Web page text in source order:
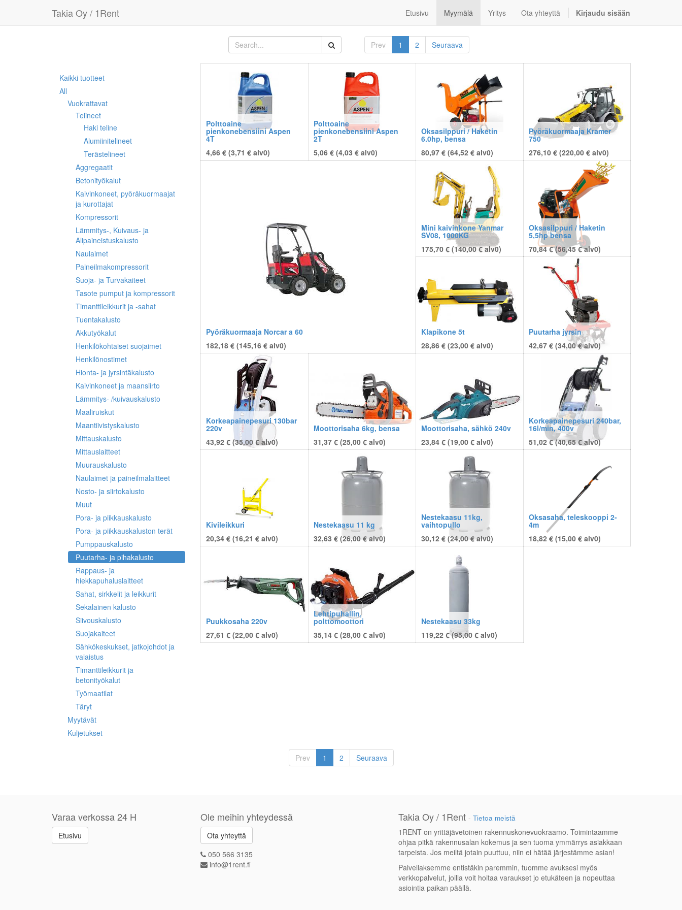
Takia Oy / 1Rent Etusivu Myymälä Yritys Ota yhteyttä Kirjaudu sisään
Prev 1 2 Seuraava
Kaikki tuotteet
All
Vuokrattavat
Telineet
Haki teline
Alumiinitelineet
Terästelineet
Aggregaatit
Betonityökalut
Kaivinkoneet, pyöräkuormaajat
ja kurottajat
Kompressorit
Lämmitys-, Kuivaus- ja
Alipaineistuskalusto
Naulaimet
Paineilmakompressorit
Suoja- ja Turvakaiteet
Tasote pumput ja kompressorit
Timanttileikkurit ja -sahat
Tuentakalusto
Akkutyökalut
Henkilökohtaiset suojaimet
Henkilönostimet
Hionta- ja jyrsintäkalusto
Kaivinkoneet ja maansiirto
Lämmitys- /kuivauskalusto
Maaliruiskut
Maantiivistyskalusto
Mittauskalusto
Mittauslaitteet
Muurauskalusto
Naulaimet ja paineilmalaitteet
Nosto- ja siirtokalusto
Muut
Pora- ja piikkauskalusto
Pora- ja piikkauskaluston terät
Pumppauskalusto
Puutarha- ja pihakalusto
Rappaus- ja
hiekkapuhaluslaitteet
Sahat, sirkkelit ja leikkurit
Sekalainen kalusto
Siivouskalusto
Suojakaiteet
Sähkökeskukset, jatkojohdot ja
valaistus
Timanttileikkurit ja
betonityökalut
Työmaatilat
Täryt
Myytävät
Kuljetukset
Polttoaine
pienkonebensiini Aspen
4T
4,66 € (3,71 € alv0)
Polttoaine
pienkonebensiini Aspen
2T
5,06 € (4,03 € alv0)
Oksasilppuri / Haketin
6.0hp, bensa
80,97 € (64,52€ alv0)
Pyöräkuormaaja Kramer
750
276,10 € (220,00€ alv0)
Pyöräkuormaaja Norcar a 60
182,18 € (145,16€ alv0)
Mini kaivinkone Yanmar
SV08, 1000KG
175,70 € (140,00€ alv0)
Oksasilppuri / Haketin
5,5hp bensa
70,84 € (56,45€ alv0)
Klapikone 5t
28,86 € (23,00€ alv0)
Puutarha jyrsin
42,67 € (34,00€ alv0)
Korkeapainepesuri 130bar
220v
43,92 € (35,00€ alv0)
Moottorisaha 6kg, bensa
31,37 € (25,00€ alv0)
Moottorisaha, sähkö 240v
23,84 € (19,00€ alv0)
Korkeapainepesuri 240bar,
16l/min, 400v
51,02 € (40,65€ alv0)
Kivileikkuri
20,34 € (16,21 € alv0)
Nestekaasu 11 kg
32,63 € (26,00€ alv0)
Nestekaasu 11kg,
vaihtopullo
30,12 € (24,00€ alv0)
Oksasaha, teleskooppi 2-
4m
18,82 € (15,00€ alv0)
Puukkosaha 220v
27,61 € (22,00€ alv0)
Lehtipuhallin,
polttomoottori
35,14 € (28,00€ alv0)
Nestekaasu 33kg
119,22 € (95,00€ alv0)
Prev 1 2 Seuraava
Varaa verkossa 24 H
Etusivu
Ole meihin yhteydessä
Ota yhteyttä
050 566 3135
info@1rent.fi
Takia Oy / 1Rent - Tietoa meistä
1RENT on yrittäjävetoinen rakennuskonevuokraamo. Toimintaamme
ohjaa pitkä rakennusalan kokemus ja sen tuoma ymmärrys asiakkaan
tarpeista. Jos meiltä jotain puuttuu, niin ei hätää järjestämme asian!
Palvellaksemme entistäkin paremmin, tuomme avuksesi myös
verkkopalvelut, joilla voit hoitaa varaukset jo etukäteen ja nopeuttaa
asiointia paikan päällä.